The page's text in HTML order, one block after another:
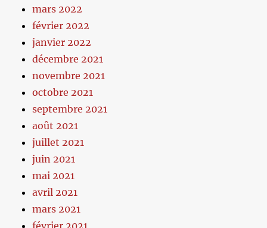
mars 2022
février 2022
janvier 2022
décembre 2021
novembre 2021
octobre 2021
septembre 2021
août 2021
juillet 2021
juin 2021
mai 2021
avril 2021
mars 2021